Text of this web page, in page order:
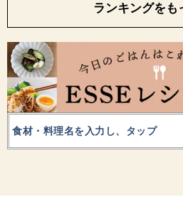
ランキングをも